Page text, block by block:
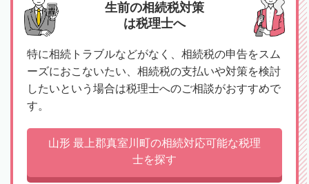
生前の相続税対策
は税理士へ
特に相続トラブルなどがなく、相続税の申告をスム
ーズにおこないたい、相続税の支払いや対策を検討
したいという場合は税理士へのご相談がおすすめで
す。
山形 最上郡真室川町の相続対応可能な税理
士を探す